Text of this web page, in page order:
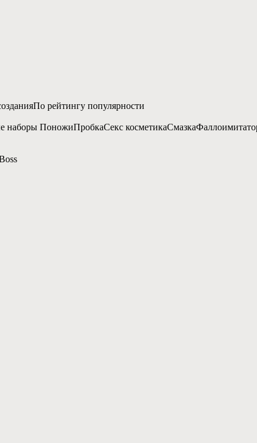
По рейтингу популярности
наборы ПоножиПробкаСекс косметикаСмазка